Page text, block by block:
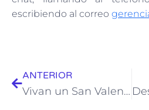
escribiendo al correo
ANTERIOR
Vivan un San Valentín perfecto con los masajes Zendia para parejas